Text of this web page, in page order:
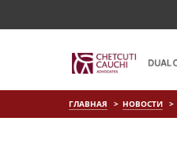
ГЛАВНАЯ НОВОСТИ